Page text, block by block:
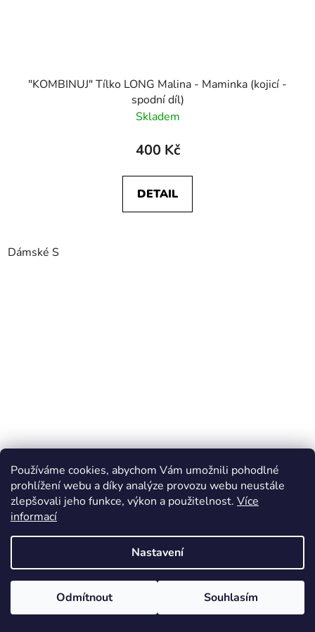
Používáme cookies, abychom Vám umožnili pohodlné
prohlížení webu a díky analýze provozu webu neustále
zlepšovali jeho funkce, výkon a použitelnost. Více
informací
Nastavení
Odmítnout Souhlasím
"KOMBINUJ" Tílko LONG Malina - Maminka (kojicí -
spodní díl)
Skladem
400 Kč
DETAIL
Dámské S